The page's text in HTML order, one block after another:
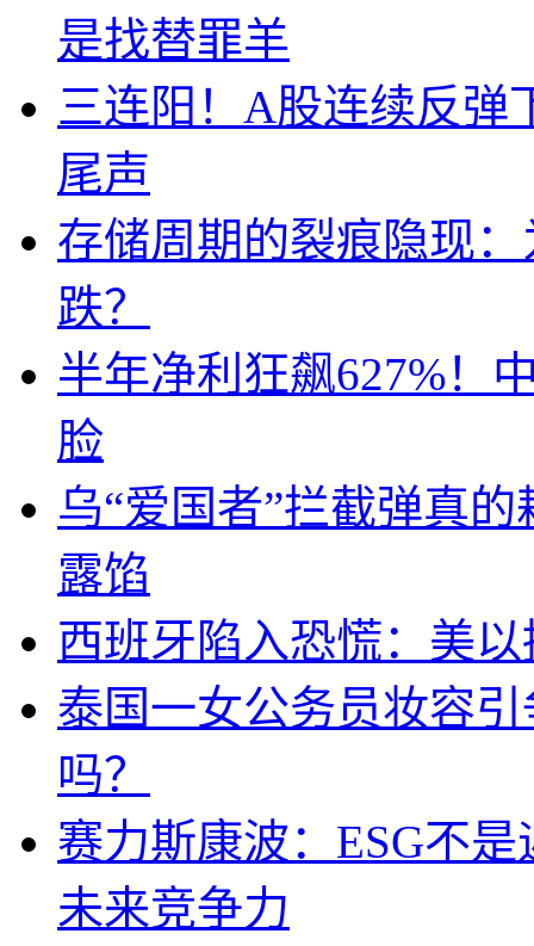
是找替罪羊
三连阳！A股连续反弹
尾声
存储周期的裂痕隐现
跌？
半年净利狂飙627%！
脸
乌“爱国者”拦截弹真
露馅
西班牙陷入恐慌：美
泰国一女公务员妆容
吗？
赛力斯康波：ESG不
未来竞争力